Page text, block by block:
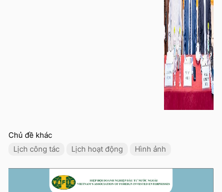
Chủ đề khác
Lịch công tác
Lịch hoạt động Hình ảnh